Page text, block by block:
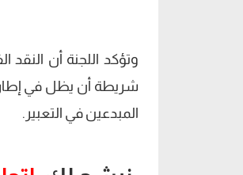
وتؤكد اللجنة أن النقد
شريطة أن يظل في إطار
المبدعين في التعبير.